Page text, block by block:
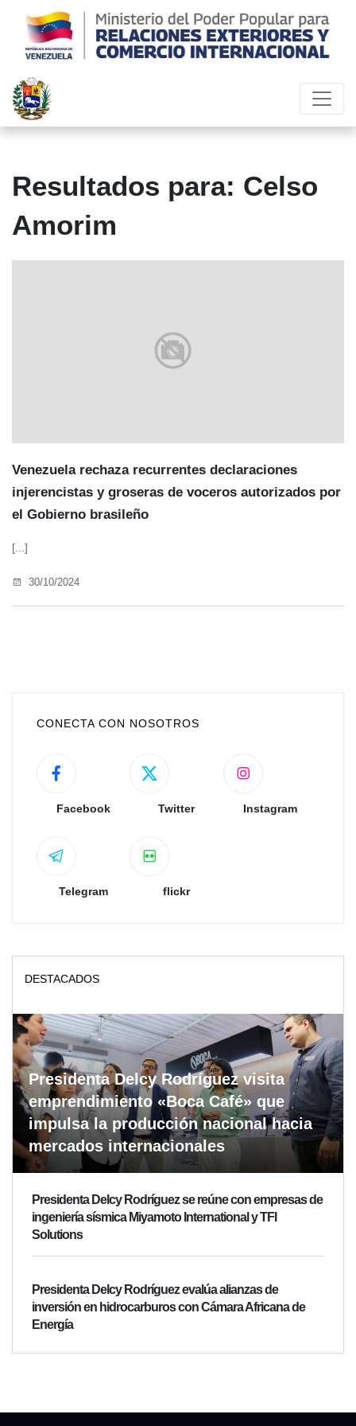
Resultados para: Celso
Amorim
Venezuela rechaza recurrentes declaraciones
injerencistas y groseras de voceros autorizados por
el Gobierno brasileño
[...]
30/10/2024
CONECTA CON NOSOTROS
Facebook Twitter Instagram
Telegram flickr
DESTACADOS
Presidenta Delcy Rodríguez visita
emprendimiento «Boca Café» que
impulsa la producción nacional hacia
mercados internacionales
Presidenta Delcy Rodríguez se reúne con empresas de
ingeniería sísmica Miyamoto International y TFI
Solutions
Presidenta Delcy Rodríguez evalúa alianzas de
inversión en hidrocarburos con Cámara Africana de
Energía